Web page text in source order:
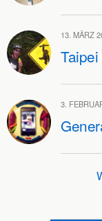
13. MÄRZ
3.